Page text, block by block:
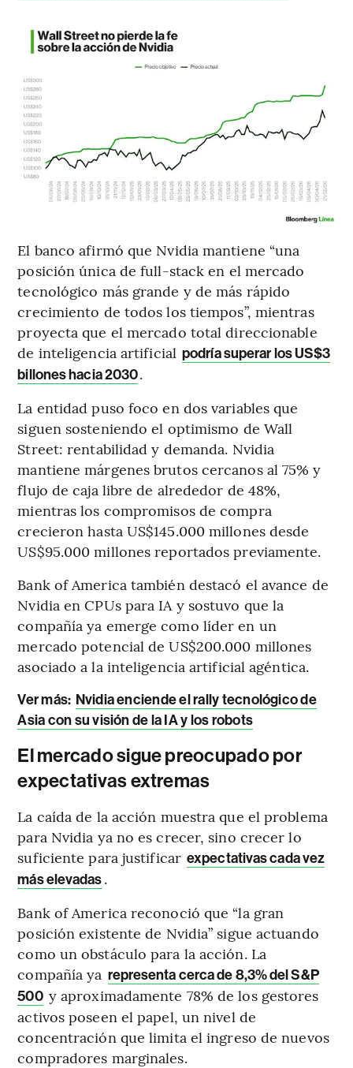
El banco afirmó que Nvidia mantiene “una
posición única de full-stack en el mercado
tecnológico más grande y de más rápido
crecimiento de todos los tiempos”, mientras
proyecta que el mercado total direccionable
de inteligencia artificial podría superar los US$3
billones hacia 2030.
La entidad puso foco en dos variables que
siguen sosteniendo el optimismo de Wall
Street: rentabilidad y demanda. Nvidia
mantiene márgenes brutos cercanos al 75% y
flujo de caja libre de alrededor de 48%,
mientras los compromisos de compra
crecieron hasta US$145.000 millones desde
US$95.000 millones reportados previamente.
Bank of America también destacó el avance de
Nvidia en CPUs para IA y sostuvo que la
compañía ya emerge como líder en un
mercado potencial de US$200.000 millones
asociado a la inteligencia artificial agéntica.
Ver más: Nvidia enciende el rally tecnológico de
Asia con su visión de la IA y los robots
El mercado sigue preocupado por
expectativas extremas
La caída de la acción muestra que el problema
para Nvidia ya no es crecer, sino crecer lo
suficiente para justificar expectativas cada vez
más elevadas.
Bank of America reconoció que “la gran
posición existente de Nvidia” sigue actuando
como un obstáculo para la acción. La
compañía ya representa cerca de 8,3% del S&P
500 y aproximadamente 78% de los gestores
activos poseen el papel, un nivel de
concentración que limita el ingreso de nuevos
compradores marginales.